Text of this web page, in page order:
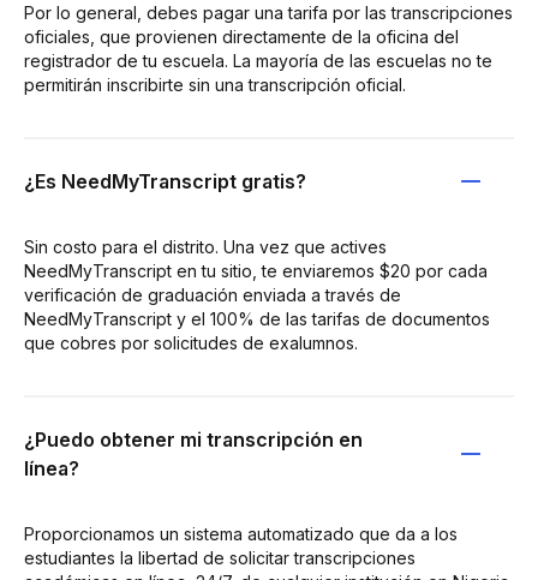
Por lo general, debes pagar una tarifa por las transcripciones
oficiales, que provienen directamente de la oficina del
registrador de tu escuela. La mayoría de las escuelas no te
permitirán inscribirte sin una transcripción oficial.
¿Es NeedMyTranscript gratis?
Sin costo para el distrito. Una vez que actives
NeedMyTranscript en tu sitio, te enviaremos $20 por cada
verificación de graduación enviada a través de
NeedMyTranscript y el 100% de las tarifas de documentos
que cobres por solicitudes de exalumnos.
¿Puedo obtener mi transcripción en
línea?
Proporcionamos un sistema automatizado que da a los
estudiantes la libertad de solicitar transcripciones